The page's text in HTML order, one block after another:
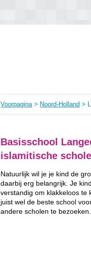
Voorpagina> Noord-Holland >
Basisschool
islamitische
Natuurlijk wil je je kind de
daarbij erg belangrijk. Je
verstandig om klakkeloos te
juist wel de beste school
andere scholen te bezoeken.